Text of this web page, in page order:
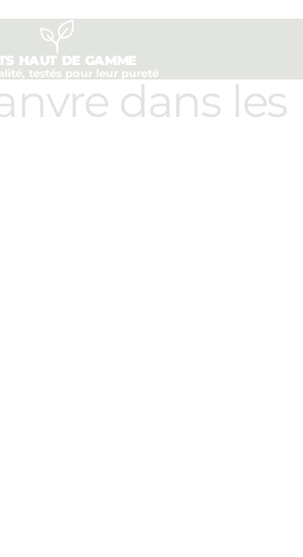
HAUT DE GAMME
testés pour leur pureté
dans les